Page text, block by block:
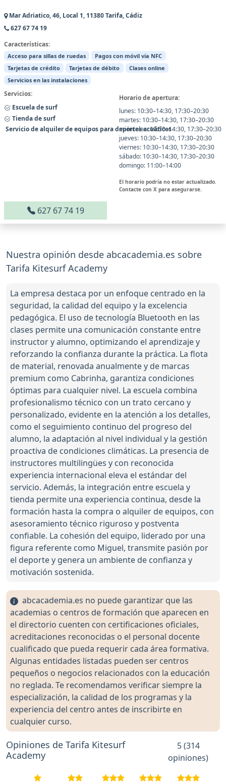
Mar Adriatico, 46, Local 1, 11380 Tarifa, Cádiz
627 67 74 19
Características:
Acceso para sillas de ruedas
Pagos con móvil vía NFC
Tarjetas de crédito
Tarjetas de débito
Clases online
Servicios en las instalaciones
Servicios:
Escuela de surf
Tienda de surf
Servicio de alquiler de equipos para deportes acuáticos
Horario de apertura:
lunes: 10:30–14:30, 17:30–20:30
martes: 10:30–14:30, 17:30–20:30
miércoles: 10:30–14:30, 17:30–20:30
jueves: 10:30–14:30, 17:30–20:30
viernes: 10:30–14:30, 17:30–20:30
sábado: 10:30–14:30, 17:30–20:30
domingo: 11:00–14:00
El horario podría no estar actualizado.
Contacte con X para asegurarse.
627 67 74 19
Nuestra opinión desde abcacademia.es sobre
Tarifa Kitesurf Academy
La empresa destaca por un enfoque centrado en la
seguridad, la calidad del equipo y la excelencia
pedagógica. El uso de tecnología Bluetooth en las
clases permite una comunicación constante entre
instructor y alumno, optimizando el aprendizaje y
reforzando la confianza durante la práctica. La flota
de material, renovada anualmente y de marcas
premium como Cabrinha, garantiza condiciones
óptimas para cualquier nivel. La escuela combina
profesionalismo técnico con un trato cercano y
personalizado, evidente en la atención a los detalles,
como el seguimiento continuo del progreso del
alumno, la adaptación al nivel individual y la gestión
proactiva de condiciones climáticas. La presencia de
instructores multilingües y con reconocida
experiencia internacional eleva el estándar del
servicio. Además, la integración entre escuela y
tienda permite una experiencia continua, desde la
formación hasta la compra o alquiler de equipos, con
asesoramiento técnico riguroso y postventa
confiable. La cohesión del equipo, liderado por una
figura referente como Miguel, transmite pasión por
el deporte y genera un ambiente de confianza y
motivación sostenida.
abcacademia.es no puede garantizar que las
academias o centros de formación que aparecen en
el directorio cuenten con certificaciones oficiales,
acreditaciones reconocidas o el personal docente
cualificado que pueda requerir cada área formativa.
Algunas entidades listadas pueden ser centros
pequeños o negocios relacionados con la educación
no reglada. Te recomendamos verificar siempre la
especialización, la calidad de los programas y la
experiencia del centro antes de inscribirte en
cualquier curso.
Opiniones de Tarifa Kitesurf
Academy
5 (314
opiniones)